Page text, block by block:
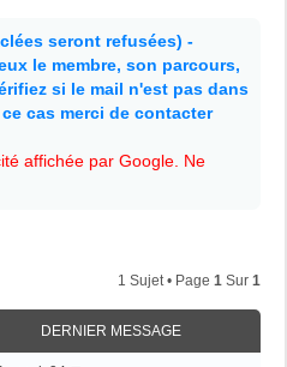
seront refusées) -
le membre, son parcours,
si le mail n'est pas dans
cas merci de contacter
affichée par Google. Ne
1 Sujet • Page 1 Sur 1
DERNIER MESSAGE